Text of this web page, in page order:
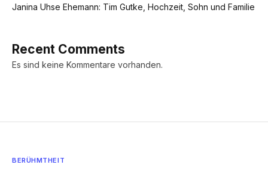
Janina Uhse Ehemann: Tim Gutke, Hochzeit, Sohn und Familie
Recent Comments
Es sind keine Kommentare vorhanden.
BERÜHMTHEIT